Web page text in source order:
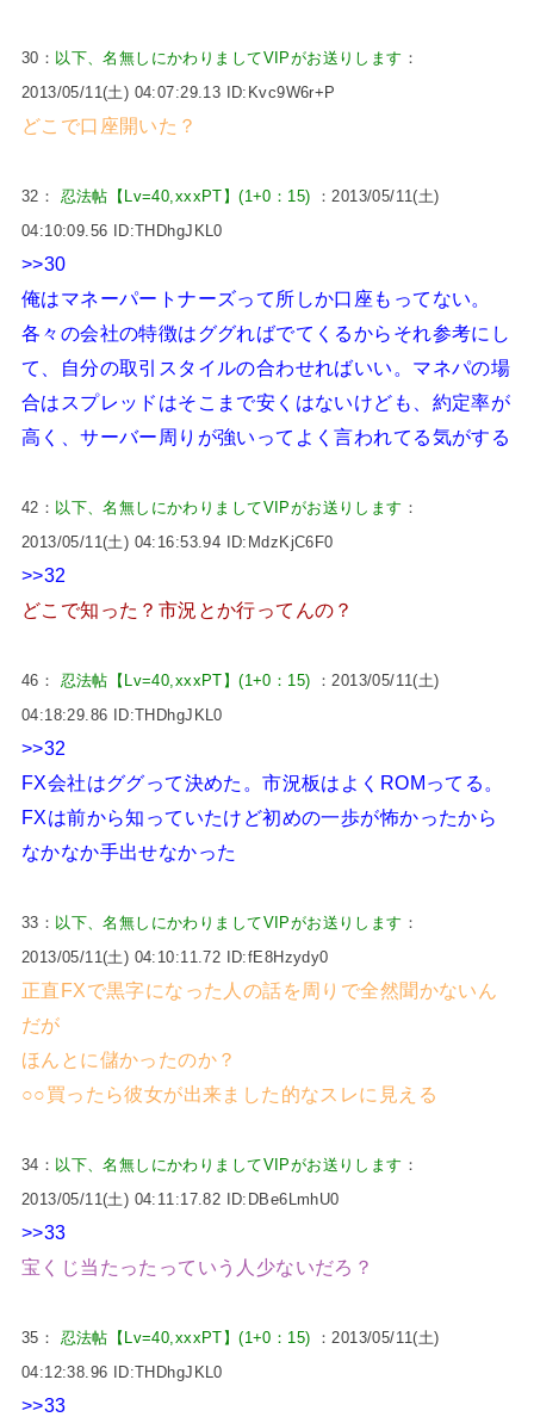
30： 以下、名無しにかわりましてVIPがお送りします ：
2013/05/11(土) 04:07:29.13 ID:Kvc9W6r+P
どこで口座開いた？
32： 忍法帖【Lv=40,xxxPT】(1+0：15)
：2013/05/11(土)
04:10:09.56 ID:THDhgJKL0
>>30
俺はマネーパートナーズって所しか口座もってない。
各々の会社の特徴はググればでてくるからそれ参考にし
て、自分の取引スタイルの合わせればいい。マネパの場
合はスプレッドはそこまで安くはないけども、約定率が
高く、サーバー周りが強いってよく言われてる気がする
42： 以下、名無しにかわりましてVIPがお送りします ：
2013/05/11(土) 04:16:53.94 ID:MdzKjC6F0
>>32
どこで知った？市況とか行ってんの？
46： 忍法帖【Lv=40,xxxPT】(1+0：15)
：2013/05/11(土)
04:18:29.86 ID:THDhgJKL0
>>32
FX会社はググって決めた。市況板はよくROMってる。
FXは前から知っていたけど初めの一歩が怖かったから
なかなか手出せなかった
33： 以下、名無しにかわりましてVIPがお送りします ：
2013/05/11(土) 04:10:11.72 ID:fE8Hzydy0
正直FXで黒字になった人の話を周りで全然聞かないん
だが
ほんとに儲かったのか？
○○買ったら彼女が出来ました的なスレに見える
34： 以下、名無しにかわりましてVIPがお送りします ：
2013/05/11(土) 04:11:17.82 ID:DBe6LmhU0
>>33
宝くじ当たったっていう人少ないだろ？
35： 忍法帖【Lv=40,xxxPT】(1+0：15)
：2013/05/11(土)
04:12:38.96 ID:THDhgJKL0
>>33